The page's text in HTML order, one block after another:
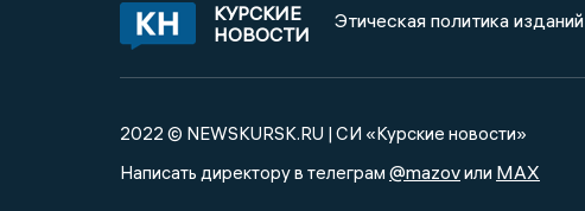
КУРСКИЕ
НОВОСТИ
Этическая политика изданий
2022 © NEWSKURSK.RU | СИ «Курские новости»
Написать директору в телеграм @mazovили MAX